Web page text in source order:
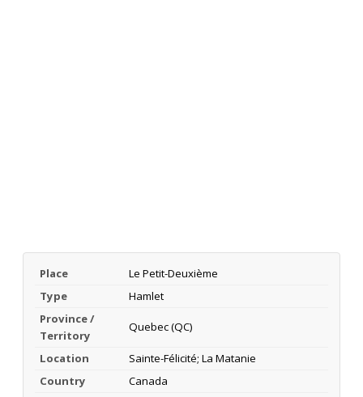
Place
Le Petit-Deuxième
Type
Hamlet
Province /
Territory
Quebec (QC)
Location
Sainte-Félicité; La Matanie
Country
Canada